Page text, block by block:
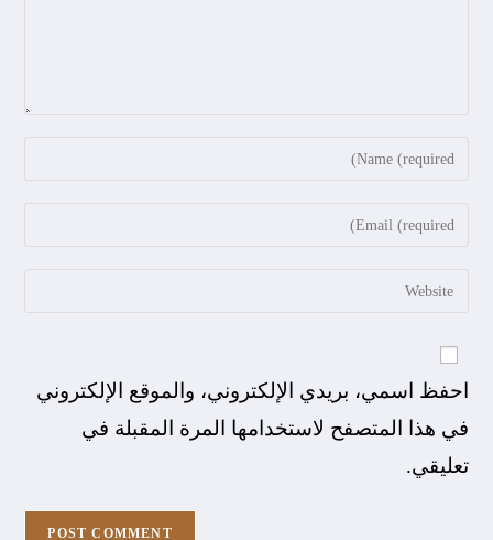
احفظ اسمي، بريدي الإلكتروني، والموقع الإلكتروني
في هذا المتصفح لاستخدامها المرة المقبلة في
تعليقي.